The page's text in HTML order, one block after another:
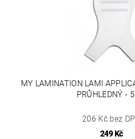
MY LAMINATION LAMI
PRŮHLEDNÝ -
206 Kč bez
249 Kč